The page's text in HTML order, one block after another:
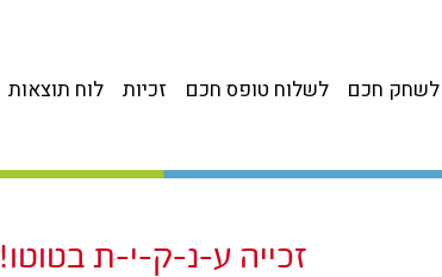
לוח תוצאות זכיות לשלוח טופס חכם לשחק חכם
זכייה ע-נ-ק-י-ת בטוטו!